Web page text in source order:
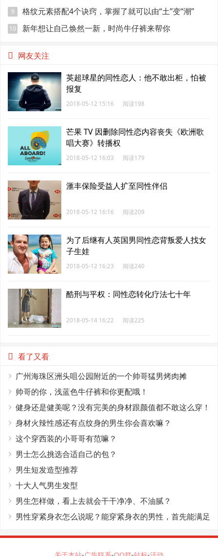
9 格纹元素搭配4个诀窍，掌握了就可以由“土”变“潮”
10 新年想让自己焕然一新，时尚牛仔裤来帮你
网友关注
英超球星的同性恋人：他不敢出柜，怕被
报复
2018-05-12 15:16 阅读198
芒果 TV 因删除同性恋内容丧失《欧洲歌
唱大赛》转播权
2018-05-12 16:03 阅读179
滙丰保险受益人扩至同性伴侣
2018-05-12 16:16 阅读209
为了后继有人英国男同性恋背叛爱人找女
子生娃
2018-05-12 16:23 阅读240
酷刑与平权：同性恋转化疗法七十年
2018-05-14 16:22 阅读225
看了又看
广州海珠区洲头咀公园附近的一个帅哥猛男烤肉摊
帅哥的你，浅蓝色牛仔裤和你更配哦！
健身还是健美呢？没有完美的身材跟颜值都不敢这么穿！
身材火辣性感还有点纹身的男生你会喜欢嘛？
这个穿西装的小哥哥有范嘛？
男士怎么挑选合适自己的包？
男生短发造型推荐
十大人气男生发型
男生怎样做，看上去就会干干净净、不油腻？
男性穿紧身衣怎么说呢？能穿紧身衣的男性，首先能满足